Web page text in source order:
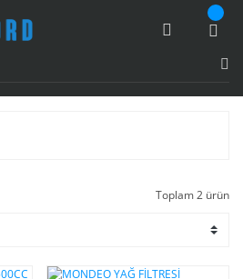
Toplam 2 ürün